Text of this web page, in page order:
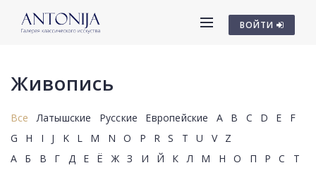
ВОЙТИ
Живопись
Все Латышские Русские Европейские A B C D E
F
G
H I J K L M N O P R S T U V
Z
А
Б В Г Д Е Ё Ж З И Й К Л М Н О П Р С
Т